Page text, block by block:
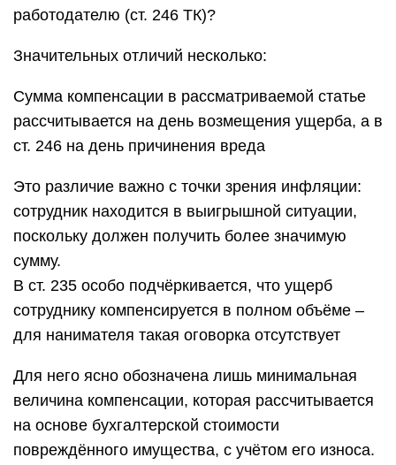
работодателю (ст. 246 ТК)?
Значительных отличий несколько:
Сумма компенсации в рассматриваемой статье
рассчитывается на день возмещения ущерба, а в
ст. 246 на день причинения вреда
Это различие важно с точки зрения инфляции:
сотрудник находится в выигрышной ситуации,
поскольку должен получить более значимую
сумму.
В ст. 235 особо подчёркивается, что ущерб
сотруднику компенсируется в полном объёме –
для нанимателя такая оговорка отсутствует
Для него ясно обозначена лишь минимальная
величина компенсации, которая рассчитывается
на основе бухгалтерской стоимости
повреждённого имущества, с учётом его износа.